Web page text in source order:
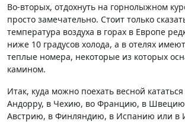
Во-вторых, отдохнуть на горнолыжном
просто замечательно. Стоит только
температура воздуха в горах в Европе
ниже 10 градусов холода, а в отелях
теплые номера, некоторые из которых
камином.
Итак, куда можно поехать весной
Андорру, в Чехию, во Францию, в
Австрию, в Финляндию, в Испанию или в